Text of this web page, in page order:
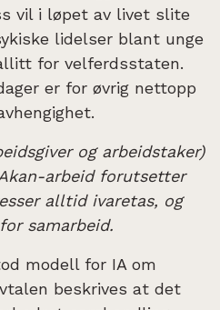
vil i løpet av livet slite
lidelser blant unge
for velferdsstaten.
er for øvrig nettopp
og arbeidstaker)
arbeid forutsetter
alltid ivaretas, og
samarbeid.
modell for IA om
beskrives at det